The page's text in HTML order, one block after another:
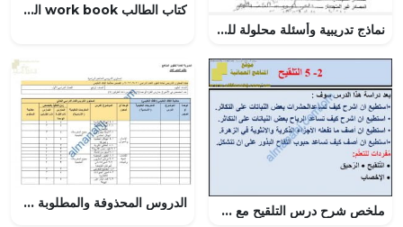
نماذج تدريبية وأسئلة محلولة للوحدتين الثانية والثالثة
كتاب الطالب work book الجزء الثاني
ملخص شرح درس التلقيح مع حل الأنشطة (علوم) الخامس الدروس المحذوفة والمطلوبة وفق الخطة الدراسية الجديدة وفق منهج كامبردج (علوم) الرابع